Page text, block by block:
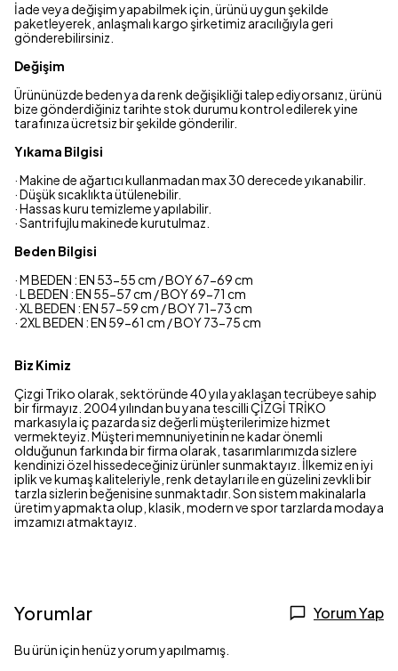
İade veya değişim yapabilmek için, ürünü uygun şekilde
paketleyerek, anlaşmalı kargo şirketimiz aracılığıyla geri
gönderebilirsiniz.
Değişim
Ürününüzde beden ya da renk değişikliği talep ediyorsanız, ürünü
bize gönderdiğiniz tarihte stok durumu kontrol edilerek yine
tarafınıza ücretsiz bir şekilde gönderilir.
Yıkama Bilgisi
· Makine de ağartıcı kullanmadan max 30 derecede yıkanabilir.
· Düşük sıcaklıkta ütülenebilir.
· Hassas kuru temizleme yapılabilir.
· Santrifujlu makinede kurutulmaz.
Beden Bilgisi
· M BEDEN : EN 53-55 cm / BOY 67-69 cm
· L BEDEN : EN 55-57 cm / BOY 69-71 cm
· XL BEDEN : EN 57-59 cm / BOY 71-73 cm
· 2XL BEDEN : EN 59-61 cm / BOY 73-75 cm
Biz Kimiz
Çizgi Triko olarak, sektöründe 40 yıla yaklaşan tecrübeye sahip
bir firmayız. 2004 yılından bu yana tescilli ÇİZGİ TRİKO
markasıyla iç pazarda siz değerli müşterilerimize hizmet
vermekteyiz. Müşteri memnuniyetinin ne kadar önemli
olduğunun farkında bir firma olarak, tasarımlarımızda sizlere
kendinizi özel hissedeceğiniz ürünler sunmaktayız. İlkemiz en iyi
iplik ve kumaş kaliteleriyle, renk detayları ile en güzelini zevkli bir
tarzla sizlerin beğenisine sunmaktadır. Son sistem makinalarla
üretim yapmakta olup, klasik, modern ve spor tarzlarda modaya
imzamızı atmaktayız.
Yorumlar Yorum Yap
Bu ürün için henüz yorum yapılmamış.